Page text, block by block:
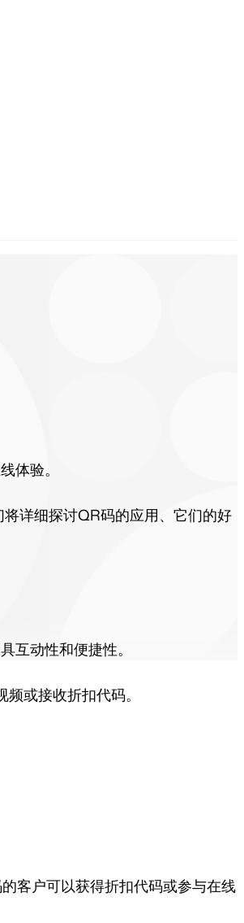
体验。
详细探讨QR码的应用、它们的好
动性和便捷性。
或接收折扣代码。
客户可以获得折扣代码或参与在线